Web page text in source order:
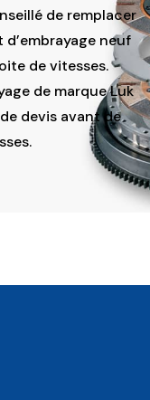
de remplacer
neuf
de vitesses.
de marque Luk
devis avant de